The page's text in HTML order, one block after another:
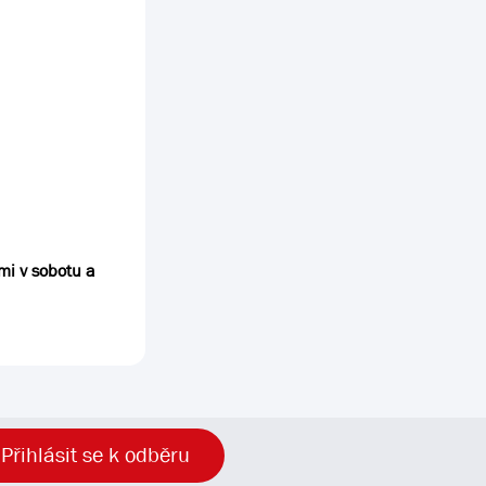
v sobotu a
Přihlásit se k odběru